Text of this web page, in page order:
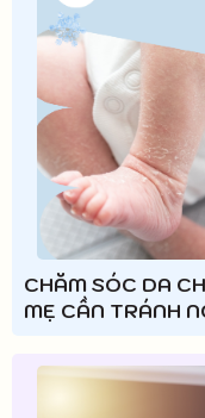
CHĂM SÓC DA
MẸ CẦN TRÁNH